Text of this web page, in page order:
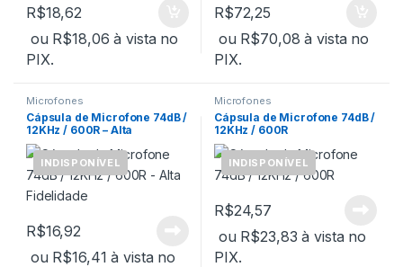
R$18,62
ou R$18,06 à vista no
PIX.
R$72,25
ou R$70,08 à vista no
PIX.
INDISPONÍVEL
Microfones
Cápsula de Microfone 74dB /
12KHz / 600R – Alta
Fidelidade
R$16,92
ou R$16,41 à vista no
INDISPONÍVEL
Microfones
Cápsula de Microfone 74dB /
12KHz / 600R
R$24,57
ou R$23,83 à vista no
PIX.